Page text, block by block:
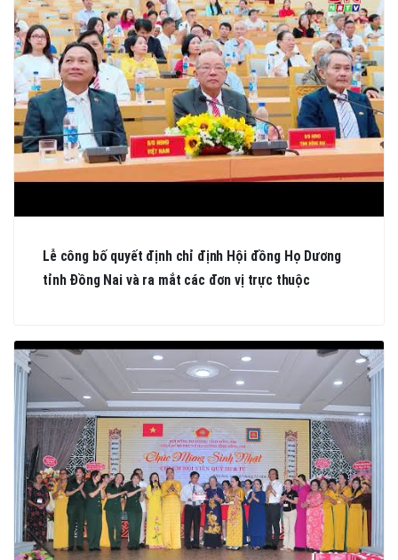
Lễ công bố quyết định chỉ định Hội đồng Họ Dương
tỉnh Đồng Nai và ra mắt các đơn vị trực thuộc